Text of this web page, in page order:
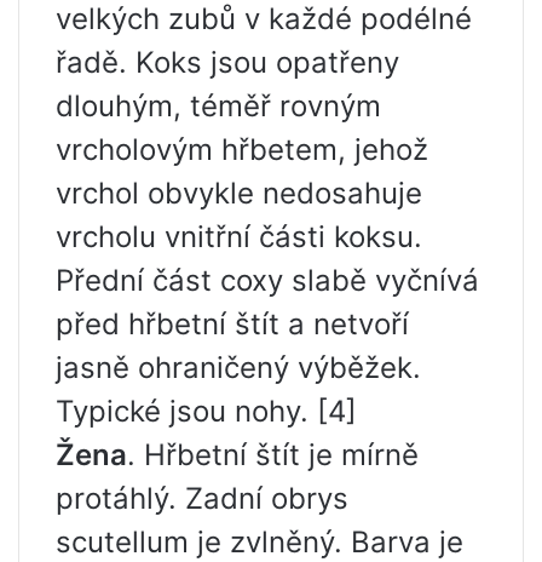
velkých zubů v každé podélné
řadě. Koks jsou opatřeny
dlouhým, téměř rovným
vrcholovým hřbetem, jehož
vrchol obvykle nedosahuje
vrcholu vnitřní části koksu.
Přední část coxy slabě vyčnívá
před hřbetní štít a netvoří
jasně ohraničený výběžek.
Typické jsou nohy. [4]
Žena. Hřbetní štít je mírně
protáhlý. Zadní obrys
scutellum je zvlněný. Barva je